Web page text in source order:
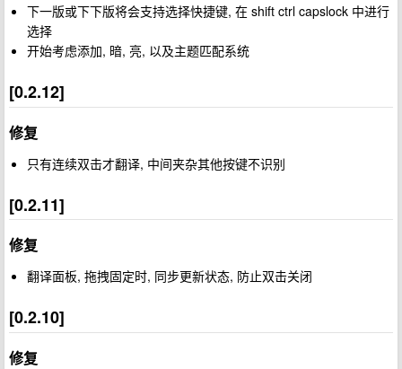
下一版或下下版将会支持选择快捷键, 在 shift ctrl capslock 中进行
选择
开始考虑添加, 暗, 亮, 以及主题匹配系统
[0.2.12]
修复
只有连续双击才翻译, 中间夹杂其他按键不识别
[0.2.11]
修复
翻译面板, 拖拽固定时, 同步更新状态, 防止双击关闭
[0.2.10]
修复